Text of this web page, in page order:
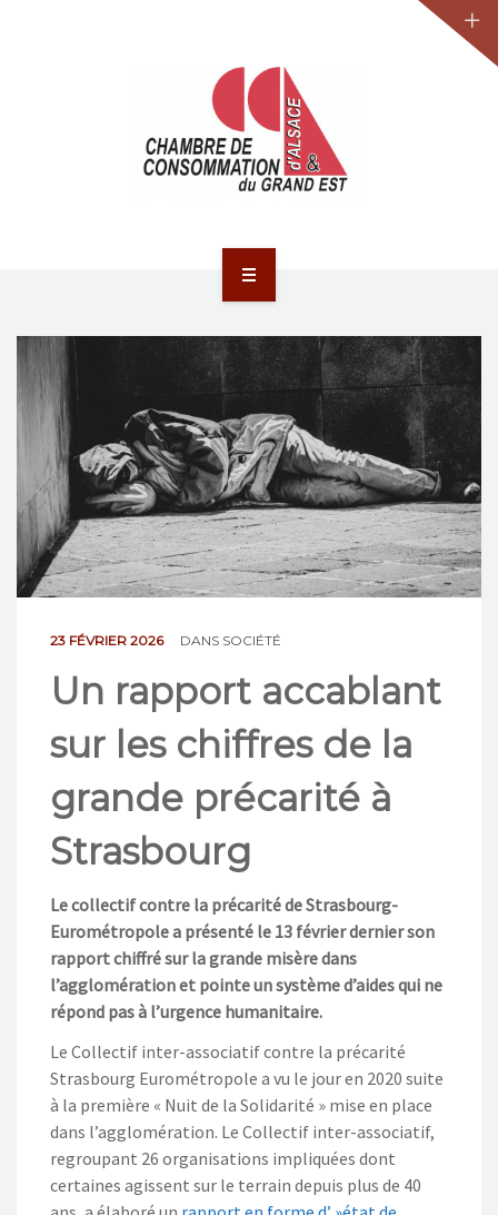
ACTUALITÉS
JURIDIQUE
LA CCA-GE
NOS ACTIONS
CONTACT
23 FÉVRIER 2026 DANS SOCIÉTÉ
Un rapport accablant
sur les chiffres de la
grande précarité à
Strasbourg
Le collectif contre la précarité de Strasbourg-
Eurométropole a présenté le 13 février dernier son
rapport chiffré sur la grande misère dans
l’agglomération et pointe un système d’aides qui ne
répond pas à l’urgence humanitaire.
Le Collectif inter-associatif contre la précarité
Strasbourg Eurométropole a vu le jour en 2020 suite
à la première « Nuit de la Solidarité » mise en place
dans l’agglomération. Le Collectif inter-associatif,
regroupant 26 organisations impliquées dont
certaines agissent sur le terrain depuis plus de 40